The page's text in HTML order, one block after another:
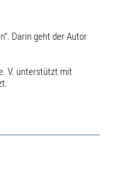
Darin geht der Autor
V. unterstützt mit